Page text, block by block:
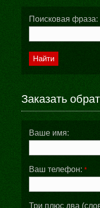
Поисковая фраза:
Найти
Заказать
Ваше имя:
Ваш телефон: *
Три плюс два